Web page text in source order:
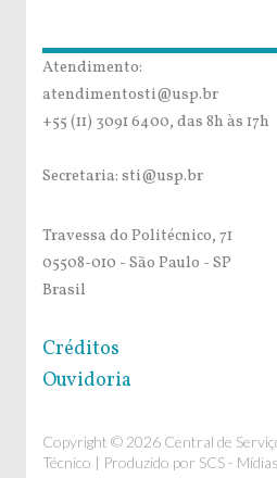
Atendimento:
atendimentosti@usp.br
+55 (11) 3091 6400, das 8h às 17h
Secretaria: sti@usp.br
Travessa do Politécnico, 71
05508-010 - São Paulo - SP
Brasil
Créditos
Ouvidoria
Copyright © 2026 Central de
Técnico | Produzido por SCS -